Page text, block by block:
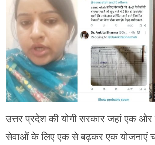
उत्तर प्रदेश की योगी सरकार जहां एक ओर
सेवाओं के लिए एक से बढ़कर एक योजनाएं
प्रयागराज
रामपुर